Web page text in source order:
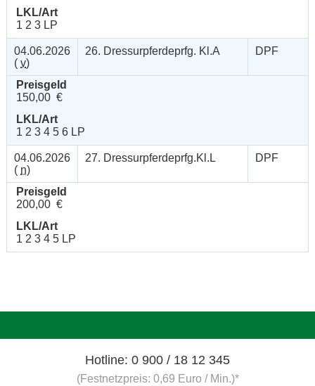
LKL/Art
1 2 3 LP
04.06.2026
( v)
26. Dressurpferdeprfg. Kl.A DPF
Preisgeld
150,00 €
LKL/Art
1 2 3 4 5 6 LP
04.06.2026
( n)
27. Dressurpferdeprfg.Kl.L DPF
Preisgeld
200,00 €
LKL/Art
1 2 3 4 5 LP
Hotline: 0 900 / 18 12 345
(Festnetzpreis: 0,69 Euro / Min.)*